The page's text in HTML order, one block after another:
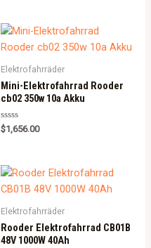
Elektrofahrräder
Mini-Elektrofahrrad Rooder
cb02 350w 10a Akku
Rated
0
$1,656.00
Elektrofahrräder
Rooder Elektrofahrrad CB01B
48V 1000W 40Ah